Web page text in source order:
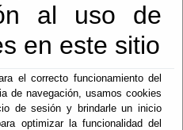
al uso de
en este sitio
el correcto funcionamiento del
de navegación, usamos cookies
de sesión y brindarle un inicio
optimizar la funcionalidad del